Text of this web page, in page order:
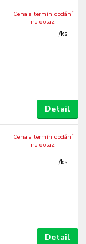
/ks
Cena a termín dodání
na dotaz
Detail
/ks
Cena a termín dodání
na dotaz
Detail